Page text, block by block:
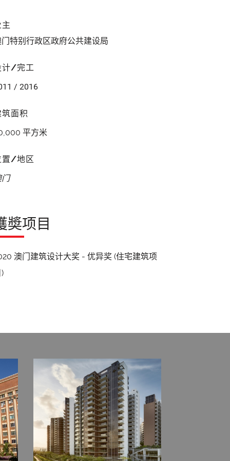
特别行政区政府公共建设局
计/完工
/ 2016
筑面积
平方米
置/地区
门
奬项目
澳门建筑设计大奖 - 优异奖 (住宅建筑项